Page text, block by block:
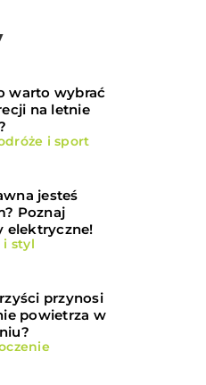
warto wybrać
na letnie
i sport
jesteś
Poznaj
elektryczne!
i styl
przynosi
powietrza w